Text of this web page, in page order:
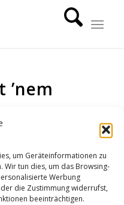
um Geräteinformationen zu
tun dies, um das Browsing-
Werbung
die Zustimmung widerrufst,
beeinträchtigen.